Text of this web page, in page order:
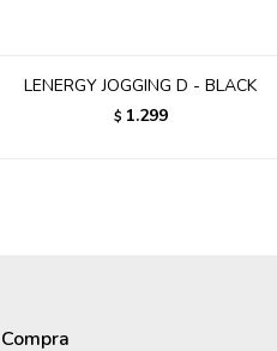
LENERGY JOGGING D - BLACK
$ 1.299
Compra